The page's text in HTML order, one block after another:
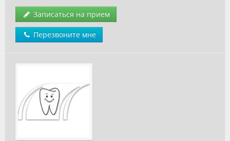
Записаться на прием
Перезвоните мне